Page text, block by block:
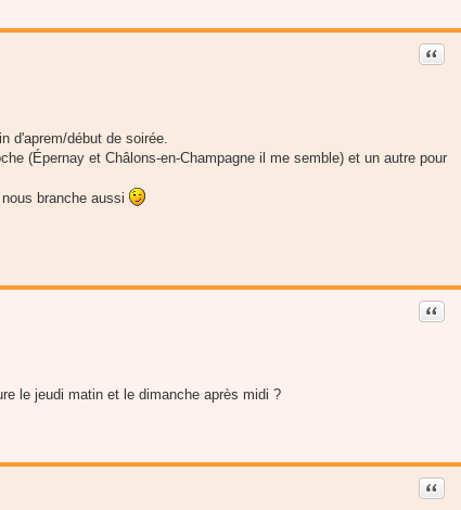
Citer
d'aprem/début de soirée.
(Épernay et Châlons-en-Champagne il me semble) et un autre pour
branche aussi
Citer
le jeudi matin et le dimanche après midi ?
Citer